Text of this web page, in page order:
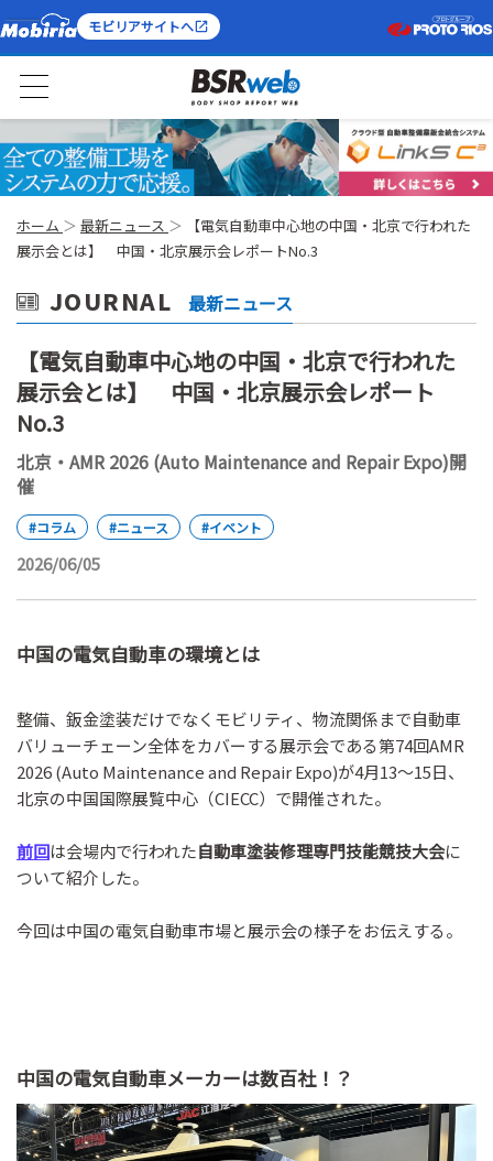
モビリアサイトへ
ホーム 最新ニュース
【電気自動車中心地の中国・北京で行われた
展示会とは】 中国・北京展示会レポートNo.3
JOURNAL 最新ニュース
【電気自動車中心地の中国・北京で行われた
展示会とは】 中国・北京展示会レポート
No.3
北京・AMR 2026 (Auto Maintenance and Repair Expo)開
催
#コラム #ニュース #イベント
2026/06/05
中国の電気自動車の環境とは
整備、鈑金塗装だけでなくモビリティ、物流関係まで自動車
バリューチェーン全体をカバーする展示会である第74回AMR
2026 (Auto Maintenance and Repair Expo)が4月13～15日、
北京の中国国際展覧中心（CIECC）で開催された。
前回は会場内で行われた自動車塗装修理専門技能競技大会に
ついて紹介した。
今回は中国の電気自動車市場と展示会の様子をお伝えする。
中国の電気自動車メーカーは数百社！？